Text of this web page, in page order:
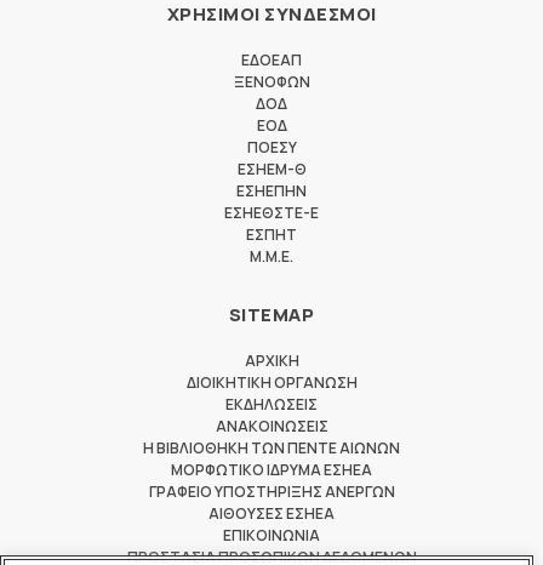
ΧΡΗΣΙΜΟΙ ΣΥΝΔΕΣΜΟΙ
ΕΔΟΕΑΠ
ΞΕΝΟΦΩΝ
ΔΟΔ
ΕΟΔ
ΠΟΕΣΥ
ΕΣΗΕΜ-Θ
ΕΣΗΕΠΗΝ
ΕΣΗΕΘΣΤΕ-Ε
ΕΣΠΗΤ
M.M.E.
SITEMAP
ΑΡΧΙΚΗ
ΔΙΟΙΚΗΤΙΚΗ ΟΡΓΑΝΩΣΗ
ΕΚΔΗΛΩΣΕΙΣ
ΑΝΑΚΟΙΝΩΣΕΙΣ
Η ΒΙΒΛΙΟΘΗΚΗ ΤΩΝ ΠΕΝΤΕ ΑΙΩΝΩΝ
ΜΟΡΦΩΤΙΚΟ ΙΔΡΥΜΑ ΕΣΗΕΑ
ΓΡΑΦΕΙΟ ΥΠΟΣΤΗΡΙΞΗΣ ΑΝΕΡΓΩΝ
ΑΙΘΟΥΣΕΣ ΕΣΗΕΑ
ΕΠΙΚΟΙΝΩΝΙΑ
ΠΡΟΣΤΑΣΙΑ ΠΡΟΣΩΠΙΚΩΝ ΔΕΔΟΜΕΝΩΝ